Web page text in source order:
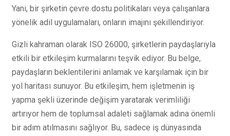
Yani, bir şirketin çevre dostu politikaları veya çalışanlara
yönelik adil uygulamaları, onların imajını şekillendiriyor.
Gizli kahraman olarak ISO 26000, şirketlerin paydaşlarıyla
etkili bir etkileşim kurmalarını teşvik ediyor. Bu belge,
paydaşların beklentilerini anlamak ve karşılamak için bir
yol haritası sunuyor. Bu etkileşim, hem işletmenin iş
yapma şekli üzerinde değişim yaratarak verimliliği
artırıyor hem de toplumsal adaleti sağlamak adına önemli
bir adım atılmasını sağlıyor. Bu, sadece iş dünyasında